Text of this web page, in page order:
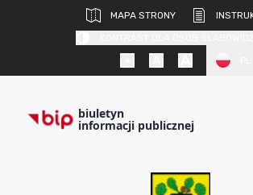
MAPA STRONY
biuletyn
informacji publicznej